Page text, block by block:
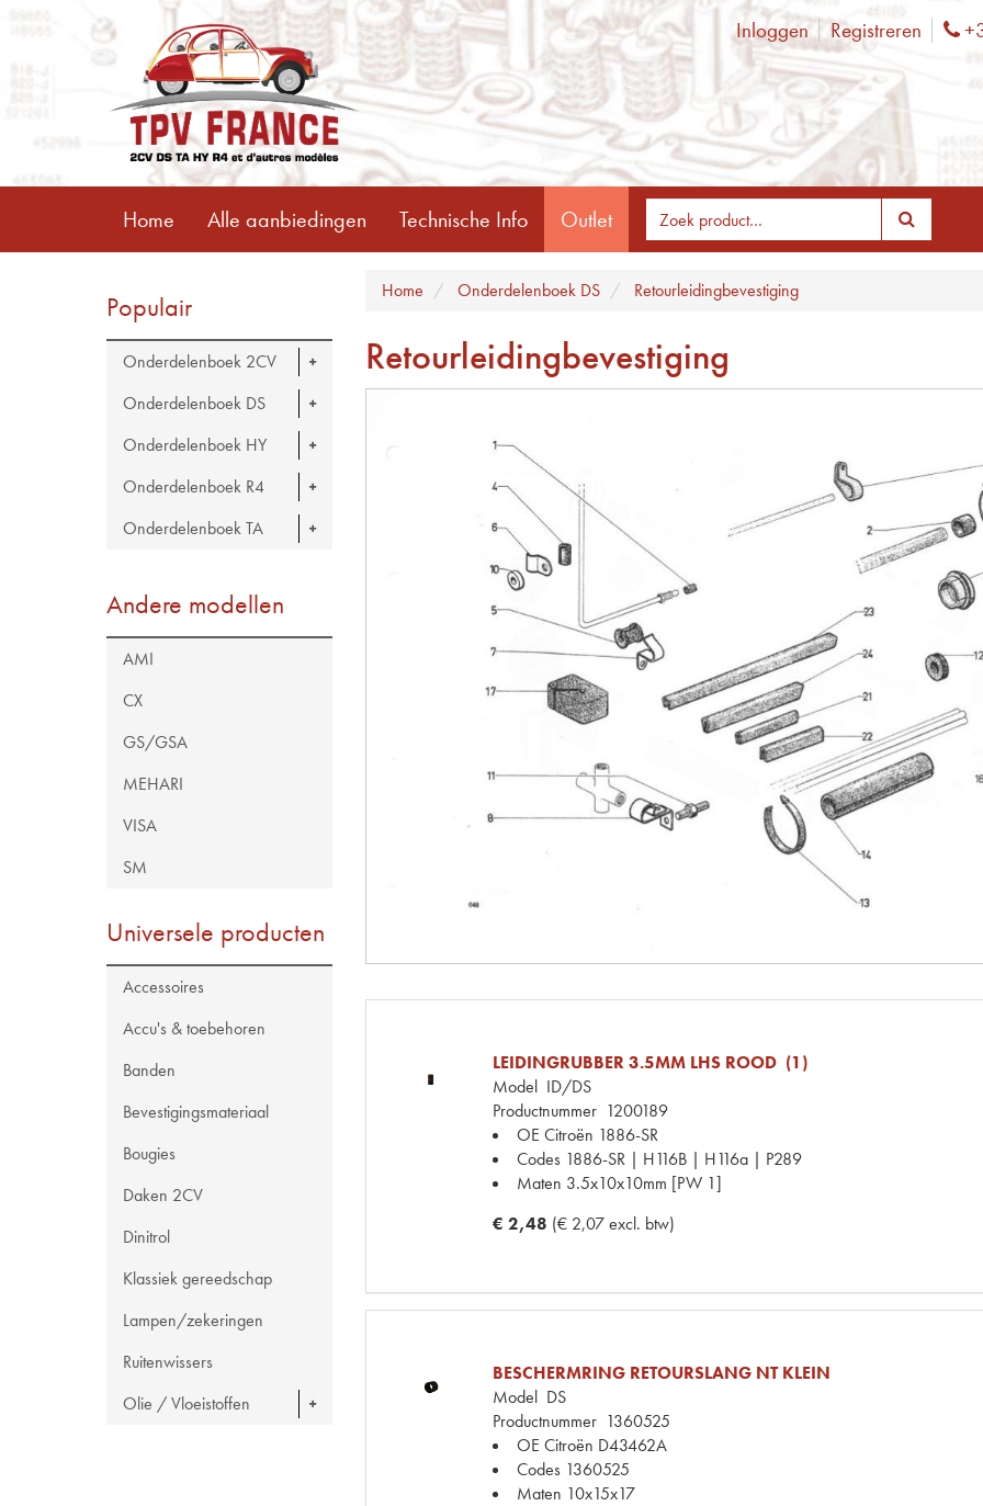
Inloggen Registreren
Home Alle aanbiedingen Technische Info Outlet
Populair
Onderdelenboek 2CV
Onderdelenboek DS
Onderdelenboek HY
Onderdelenboek R4
Onderdelenboek TA
Andere modellen
AMI
CX
GS/GSA
MEHARI
VISA
SM
Universele producten
Accessoires
Accu's & toebehoren
Banden
Bevestigingsmateriaal
Bougies
Daken 2CV
Dinitrol
Klassiek gereedschap
Lampen/zekeringen
Ruitenwissers
Olie / Vloeistoffen
Home Onderdelenboek DS Retourleidingbevestiging
Retourleidingbevestiging
LEIDINGRUBBER 3.5MM LHS ROOD (1)
Model ID/DS
Productnummer 1200189
OE Citroën 1886-SR
Codes 1886-SR | H116B | H116a | P289
Maten 3.5x10x10mm [PW 1]
€ 2,48 (€ 2,07 excl. btw)
BESCHERMRING RETOURSLANG NT KLEIN
Model DS
Productnummer 1360525
OE Citroën D43462A
Codes 1360525
Maten 10x15x17